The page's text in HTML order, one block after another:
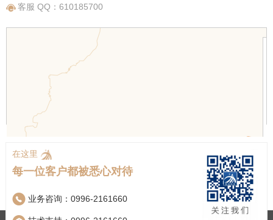
客服 QQ：610185700
在这里
每一位客户都被悉心对待
业务咨询： 0996-2161660